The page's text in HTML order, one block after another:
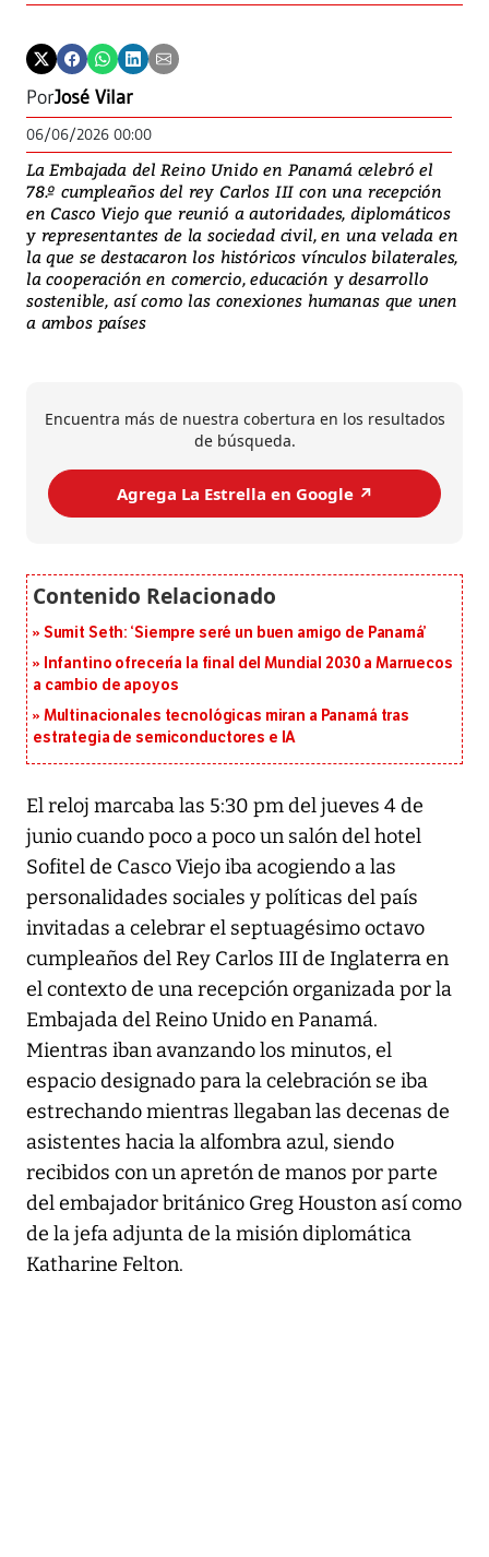
PorJosé Vilar
06/06/2026 00:00
La Embajada del Reino Unido en Panamá celebró el
78.º cumpleaños del rey Carlos III con una recepción
en Casco Viejo que reunió a autoridades, diplomáticos
y representantes de la sociedad civil, en una velada en
la que se destacaron los históricos vínculos bilaterales,
la cooperación en comercio, educación y desarrollo
sostenible, así como las conexiones humanas que unen
a ambos países
Encuentra más de nuestra cobertura en los resultados
de búsqueda.
Agrega La Estrella en Google ↗️
Sumit Seth: ‘Siempre seré un buen amigo de Panamá’
Infantino ofrecería la final del Mundial 2030 a Marruecos
a cambio de apoyos
Multinacionales tecnológicas miran a Panamá tras
estrategia de semiconductores e IA
El reloj marcaba las 5:30 pm del jueves 4 de
junio cuando poco a poco un salón del hotel
Sofitel de Casco Viejo iba acogiendo a las
personalidades sociales y políticas del país
invitadas a celebrar el septuagésimo octavo
cumpleaños del Rey Carlos III de Inglaterra en
el contexto de una recepción organizada por la
Embajada del Reino Unido en Panamá.
Mientras iban avanzando los minutos, el
espacio designado para la celebración se iba
estrechando mientras llegaban las decenas de
asistentes hacia la alfombra azul, siendo
recibidos con un apretón de manos por parte
del embajador británico Greg Houston así como
de la jefa adjunta de la misión diplomática
Katharine Felton.